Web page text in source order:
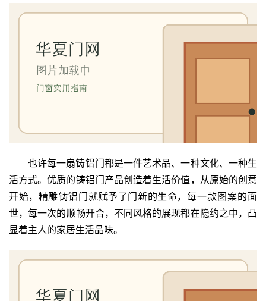
页
也许‬每一扇铸铝‬门都是一件艺术品、一种文化、一种生
活方式。优质的铸铝‬门产品创造着生活价值，从原始的创意
开始，精雕‬铸铝门‬就赋予了门新的生命，每一‬款‬图案‬的‬面
世‬，每一次的顺畅开合，不同风格的展现都在隐约之中，凸
显着主人的家居生活品味。